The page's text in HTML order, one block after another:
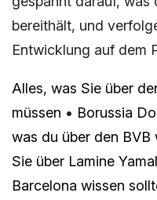
bereithält, und
Entwicklung auf dem
Alles, was Sie über
müssen • Borussia
was du über den BVB
Sie über Lamine
Barcelona wissen